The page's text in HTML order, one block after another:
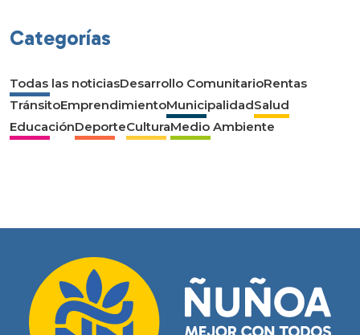
Categorías
Todas las noticiasDesarrollo ComunitarioRentas
TránsitoEmprendimientoMunicipalidadSalud
EducaciónDeporteCulturaMedio Ambiente